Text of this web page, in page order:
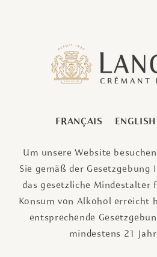
FRANÇAIS ENGLISH
Um unsere Website
Sie gemäß der Gesetzgebung
das gesetzliche Mindestalter
Konsum von Alkohol erreicht
entsprechende
mindestens 21